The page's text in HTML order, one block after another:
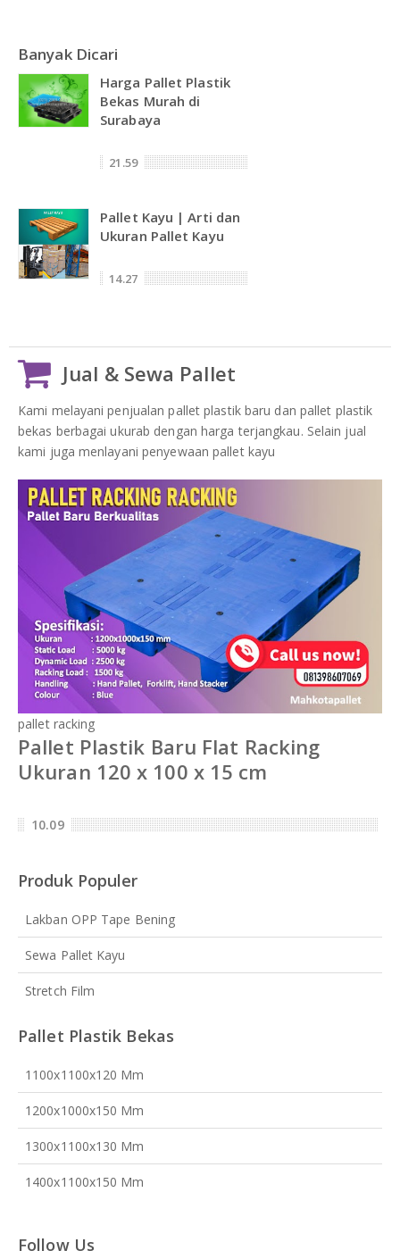
Banyak Dicari
Harga Pallet Plastik
Bekas Murah di
Surabaya
21.59
Pallet Kayu | Arti dan
Ukuran Pallet Kayu
14.27
Jual & Sewa Pallet
Kami melayani penjualan pallet plastik baru dan pallet plastik
bekas berbagai ukurab dengan harga terjangkau. Selain jual
kami juga menlayani penyewaan pallet kayu
pallet racking
Pallet Plastik Baru Flat Racking
Ukuran 120 x 100 x 15 cm
10.09
Produk Populer
Lakban OPP Tape Bening
Sewa Pallet Kayu
Stretch Film
Pallet Plastik Bekas
1100x1100x120 Mm
1200x1000x150 Mm
1300x1100x130 Mm
1400x1100x150 Mm
Follow Us